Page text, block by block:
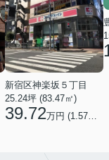
新宿区神楽坂５丁目
25.24坪 (83.47㎡)
39.72万円 (1.57万円/坪)